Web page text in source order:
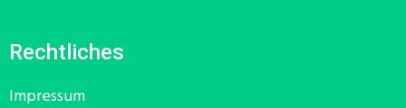
Rechtliches
Impressum